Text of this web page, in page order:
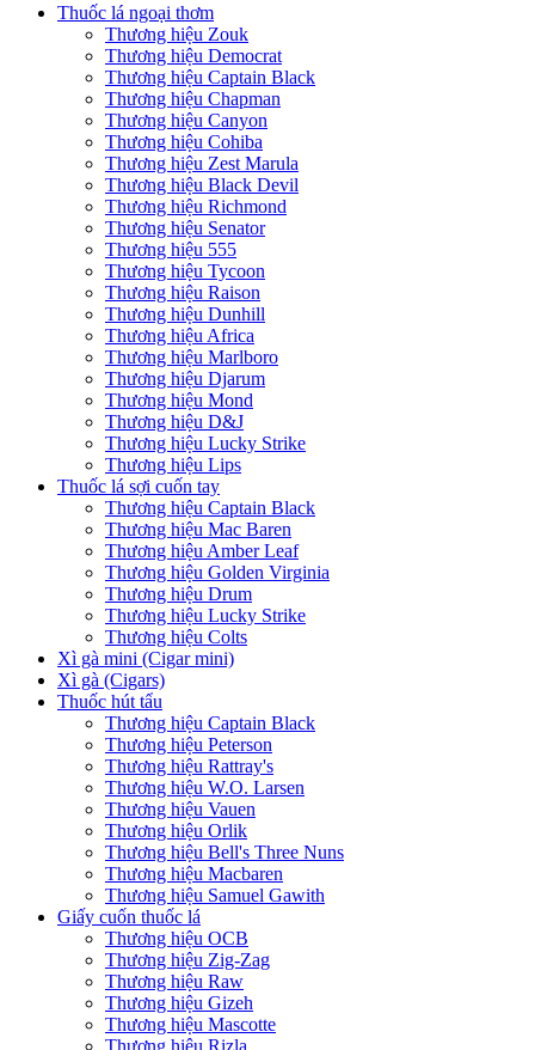
Thuốc lá ngoại thơm
Thương hiệu Zouk
Thương hiệu Democrat
Thương hiệu Captain Black
Thương hiệu Chapman
Thương hiệu Canyon
Thương hiệu Cohiba
Thương hiệu Zest Marula
Thương hiệu Black Devil
Thương hiệu Richmond
Thương hiệu Senator
Thương hiệu 555
Thương hiệu Tycoon
Thương hiệu Raison
Thương hiệu Dunhill
Thương hiệu Africa
Thương hiệu Marlboro
Thương hiệu Djarum
Thương hiệu Mond
Thương hiệu D&J
Thương hiệu Lucky Strike
Thương hiệu Lips
Thuốc lá sợi cuốn tay
Thương hiệu Captain Black
Thương hiệu Mac Baren
Thương hiệu Amber Leaf
Thương hiệu Golden Virginia
Thương hiệu Drum
Thương hiệu Lucky Strike
Thương hiệu Colts
Xì gà mini (Cigar mini)
Xì gà (Cigars)
Thuốc hút tẩu
Thương hiệu Captain Black
Thương hiệu Peterson
Thương hiệu Rattray's
Thương hiệu W.O. Larsen
Thương hiệu Vauen
Thương hiệu Orlik
Thương hiệu Bell's Three Nuns
Thương hiệu Macbaren
Thương hiệu Samuel Gawith
Giấy cuốn thuốc lá
Thương hiệu OCB
Thương hiệu Zig-Zag
Thương hiệu Raw
Thương hiệu Gizeh
Thương hiệu Mascotte
Thương hiệu Rizla